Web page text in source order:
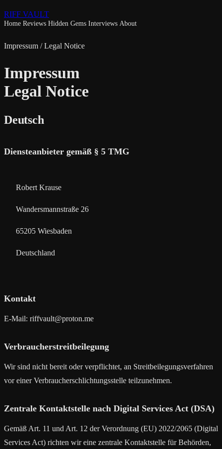
RIFF VAULT
Home Reviews Hidden Gems Interviews About
Impressum / Legal Notice
Impressum
Legal Notice
Deutsch
Diensteanbieter gemäß § 5 TMG
Robert Krause
Wandersmannstraße 26
65205 Wiesbaden
Deutschland
Kontakt
E-Mail: riffvault@proton.me
Verbraucherstreitbeilegung
Wir sind nicht bereit oder verpflichtet, an Streitbeilegungsverfahren
vor einer Verbraucherschlichtungsstelle teilzunehmen.
Zentrale Kontaktstelle nach Digital Services Act (DSA)
Gemäß Art. 11 und Art. 12 der Verordnung (EU) 2022/2065 (Digital
Services Act) richten wir eine zentrale Kontaktstelle für Behörden,